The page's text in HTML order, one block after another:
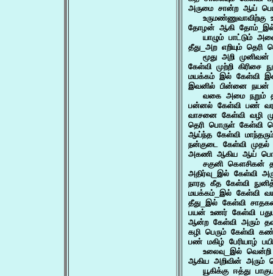
அருமை சான்ற ஆய்
தோழன் ஆகி தோம்_இல்
யாழும் பாட்டும்
தீது_அற எறியும் தெரி
மூது அறி
கேள்வி முற்றி
மயக்கம் இல் கேள்வி
இவனில் பின்னை நயன்
வகை அமை நறும்
பன்னல் கேள்வி பண்
வாசனை கேள்வி வழி
தெரி பொருள் கேள்வி
ஆய்ந்த கேள்வி
நன்குடை கேள்வி
அகணி ஆகிய ஆய்
சகுனி கௌசிகன்
அதிர்வு_இல் கேள்வி
நாரத கீத கேள்வி
மயக்கம்_இல் கேள்வி
தீது_இல் கேள்வி
பயன் உணர் கேள்வி
ஆன்ற கேள்வி அரும்
கழி பெரும் கேள்வி
பண் மகிழ் பேரியாழ்
உலைவு_இல்
ஆகிய அறிவின் அரும்
யூகிக்கு ஈத்து